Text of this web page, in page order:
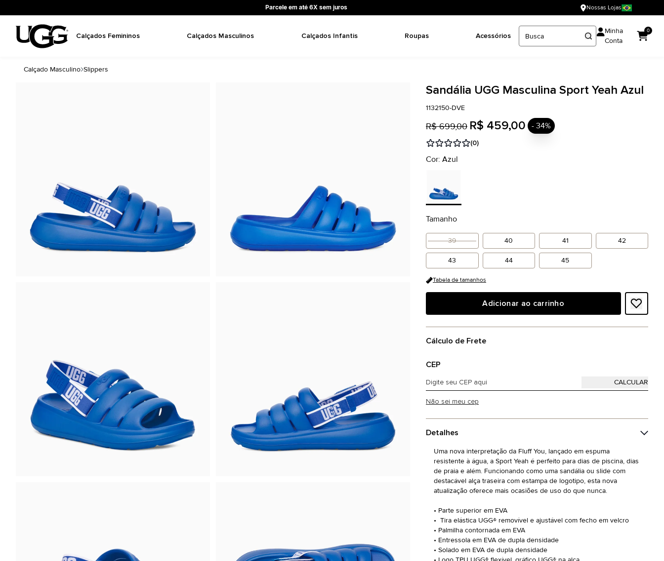
Parcele em até 6X sem juros Nossas Lojas
Calçados Femininos Calçados Masculinos Calçados Infantis Roupas Acessórios
Minha
Conta
0
Calçado Masculino Slippers
Sandália UGG Masculina Sport Yeah Azul
1132150-DVE
R$ 699,00 R$ 459,00 - 34%
(0)
Cor: Azul
Tamanho
39 40 41 42
43 44 45
Tabela de tamanhos
Adicionar ao carrinho
Cálculo de Frete
CEP
Não sei meu cep
Detalhes
Uma nova interpretação da Fluff You, lançado em espuma
resistente à água, a Sport Yeah é perfeito para dias de piscina, dias
de praia e além. Funcionando como uma sandália ou slide com
destacável alça traseira com estampa de logotipo, esta nova
atualização oferece mais ocasiões de uso do que nunca.
• Parte superior em EVA
• Tira elástica UGG® removível e ajustável com fecho em velcro
• Palmilha contornada em EVA
• Entressola em EVA de dupla densidade
• Solado em EVA de dupla densidade